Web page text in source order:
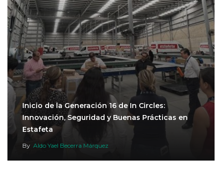
Inicio de la Generación 16 de In Circles:
Innovación, Seguridad y Buenas Prácticas en
Estafeta
By Aldo Yael Becerra Márquez